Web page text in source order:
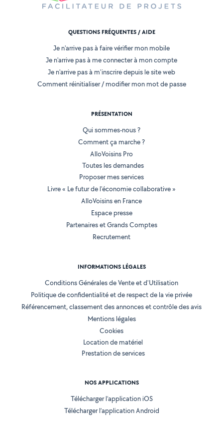
QUESTIONS FRÉQUENTES / AIDE
Je n'arrive pas à faire vérifier mon mobile
Je n'arrive pas à me connecter à mon compte
Je n'arrive pas à m'inscrire depuis le site web
Comment réinitialiser / modifier mon mot de passe
PRÉSENTATION
Qui sommes-nous ?
Comment ça marche ?
AlloVoisins Pro
Toutes les demandes
Proposer mes services
Livre « Le futur de l'économie collaborative »
AlloVoisins en France
Espace presse
Partenaires et Grands Comptes
Recrutement
INFORMATIONS LÉGALES
Conditions Générales de Vente et d'Utilisation
Politique de confidentialité et de respect de la vie privée
Référencement, classement des annonces et contrôle des avis
Mentions légales
Cookies
Location de matériel
Prestation de services
NOS APPLICATIONS
Télécharger l’application iOS
Télécharger l’application Android